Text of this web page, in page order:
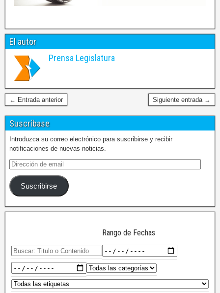
El autor
Prensa Legislatura
← Entrada anterior Siguiente entrada →
Suscríbase
Introduzca su correo electrónico para suscribirse y recibir
notificaciones de nuevas noticias.
Suscribirse
Rango de Fechas